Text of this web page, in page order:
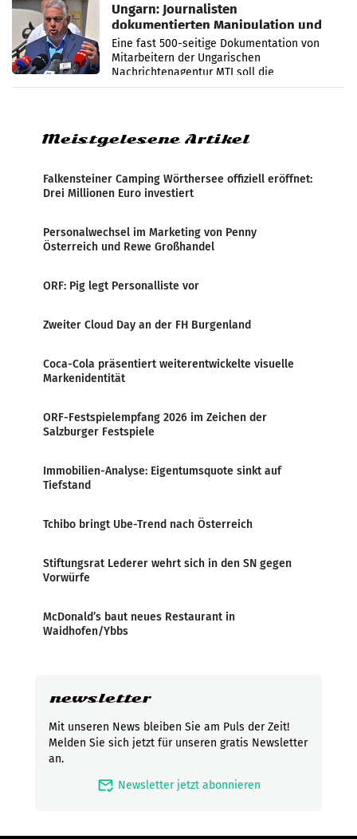
Ungarn: Journalisten
dokumentierten Manipulation und
Zensur
Eine fast 500-seitige Dokumentation von
Mitarbeitern der Ungarischen
Nachrichtenagentur MTI soll die
systematische Nachrichten-Manipulation und
Meistgelesene Artikel
Falkensteiner Camping Wörthersee offiziell eröffnet:
Drei Millionen Euro investiert
Personalwechsel im Marketing von Penny
Österreich und Rewe Großhandel
ORF: Pig legt Personalliste vor
Zweiter Cloud Day an der FH Burgenland
Coca-Cola präsentiert weiterentwickelte visuelle
Markenidentität
ORF-Festspielempfang 2026 im Zeichen der
Salzburger Festspiele
Immobilien-Analyse: Eigentumsquote sinkt auf
Tiefstand
Tchibo bringt Ube-Trend nach Österreich
Stiftungsrat Lederer wehrt sich in den SN gegen
Vorwürfe
McDonald’s baut neues Restaurant in
Waidhofen/Ybbs
newsletter
Mit unseren News bleiben Sie am Puls der Zeit!
Melden Sie sich jetzt für unseren gratis Newsletter
an.
mark_email_read Newsletter jetzt abonnieren